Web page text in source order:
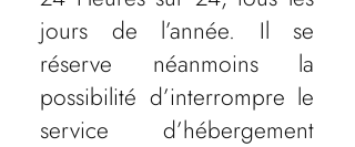
jours de l’année. Il se
réserve néanmoins la
possibilité d’interrompre le
service d’hébergement